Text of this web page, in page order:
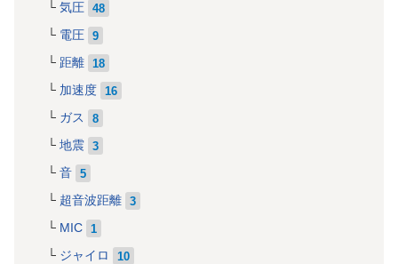
気圧 48
電圧 9
距離 18
加速度 16
ガス 8
地震 3
音 5
超音波距離 3
MIC 1
ジャイロ 10